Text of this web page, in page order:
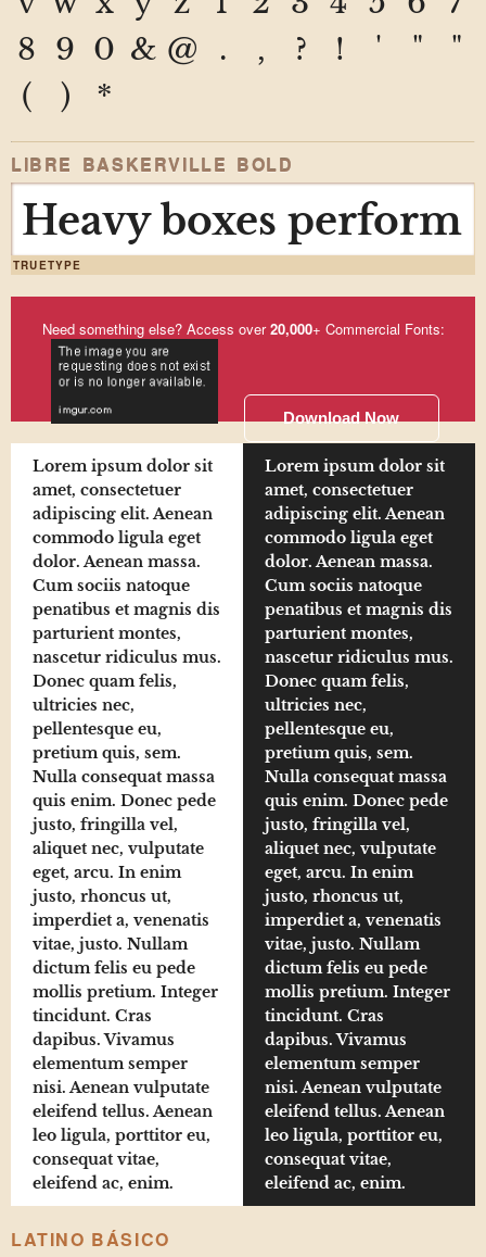
8 9 0 & @ . , ? ! ' "
"
(
) *
LIBRE BASKERVILLE BOLD
Heavy boxes perform
TRUETYPE
Need something else? Access over20,000+ Commercial Fonts:
Download Now
Lorem ipsum dolor sit
amet, consectetuer
adipiscing elit. Aenean
commodo ligula eget
dolor. Aenean massa.
Cum sociis natoque
penatibus et magnis dis
parturient montes,
nascetur ridiculus mus.
Donec quam felis,
ultricies nec,
pellentesque eu,
pretium quis, sem.
Nulla consequat massa
quis enim. Donec pede
justo, fringilla vel,
aliquet nec, vulputate
eget, arcu. In enim
justo, rhoncus ut,
imperdiet a, venenatis
vitae, justo. Nullam
dictum felis eu pede
mollis pretium. Integer
tincidunt. Cras
dapibus. Vivamus
elementum semper
nisi. Aenean vulputate
eleifend tellus. Aenean
leo ligula, porttitor eu,
consequat vitae,
eleifend ac, enim.
Lorem ipsum dolor sit
amet, consectetuer
adipiscing elit. Aenean
commodo ligula eget
dolor. Aenean massa.
Cum sociis natoque
penatibus et magnis dis
parturient montes,
nascetur ridiculus mus.
Donec quam felis,
ultricies nec,
pellentesque eu,
pretium quis, sem.
Nulla consequat massa
quis enim. Donec pede
justo, fringilla vel,
aliquet nec, vulputate
eget, arcu. In enim
justo, rhoncus ut,
imperdiet a, venenatis
vitae, justo. Nullam
dictum felis eu pede
mollis pretium. Integer
tincidunt. Cras
dapibus. Vivamus
elementum semper
nisi. Aenean vulputate
eleifend tellus. Aenean
leo ligula, porttitor eu,
consequat vitae,
eleifend ac, enim.
LATINO BÁSICO